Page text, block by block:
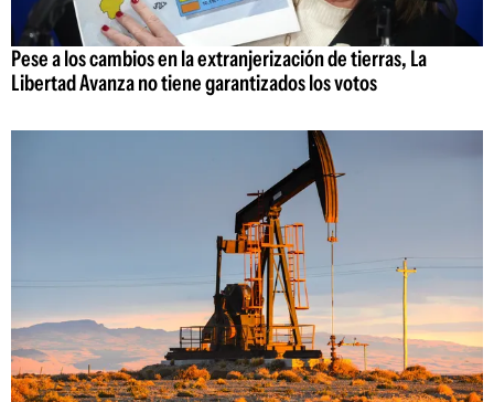
Pese a los cambios en la extranjerización de tierras, La
Libertad Avanza no tiene garantizados los votos